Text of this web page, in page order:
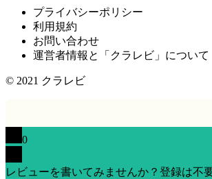
プライバシーポリシー
利用規約
お問い合わせ
運営者情報と「クラレビ」について
© 2021 クラレビ
0
レビューを書いてみませんか？登録は不